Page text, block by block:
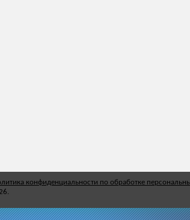
конфиденциальности по обработке